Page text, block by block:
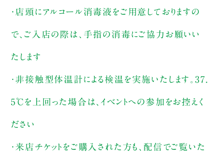
・店頭にアルコール消毒液をご用意しておりますの
で、ご入店の際は、手指の消毒にご協力お願いい
たします
・非接触型体温計による検温を実施いたします。37.
5℃を上回った場合は、イベントへの参加をお控えく
ださい
・来店チケットをご購入された方も、配信でご覧いた